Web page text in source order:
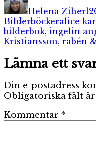
Helena Ziherl
BilderböckerEtiketter
alice
bilderbok, ingelin
Kristiansson, rabén
Lämna ett
Din e-postadress
Obligatoriska fält
Kommentar *